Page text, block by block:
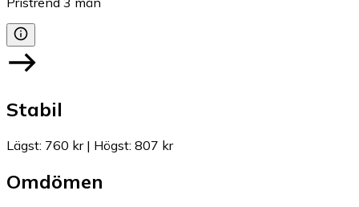
Stabil
Lägst: 760 kr| Högst: 807 kr
Omdömen